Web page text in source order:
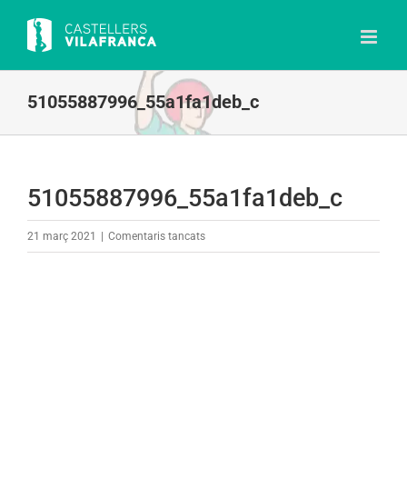
content
51055887996_55a1fa1deb_c
51055887996_55a1fa1deb_c
21 març 2021 Comentaris tancatsa